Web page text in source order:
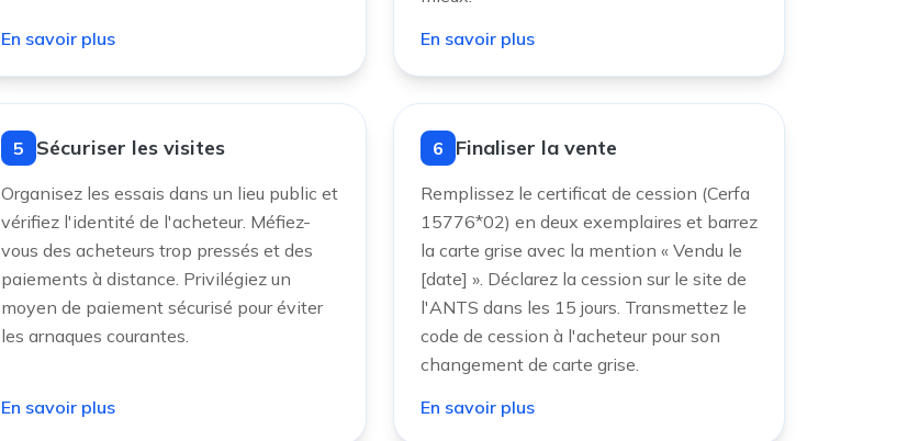
En savoir plus
En savoir plus
5 Sécuriser les visites
Organisez les essais dans un lieu public et
vérifiez l'identité de l'acheteur. Méfiez-
vous des acheteurs trop pressés et des
paiements à distance. Privilégiez un
moyen de paiement sécurisé pour éviter
les arnaques courantes.
En savoir plus
6 Finaliser la vente
Remplissez le certificat de cession (Cerfa
15776*02) en deux exemplaires et barrez
la carte grise avec la mention « Vendu le
[date] ». Déclarez la cession sur le site de
l'ANTS dans les 15 jours. Transmettez le
code de cession à l'acheteur pour son
changement de carte grise.
En savoir plus